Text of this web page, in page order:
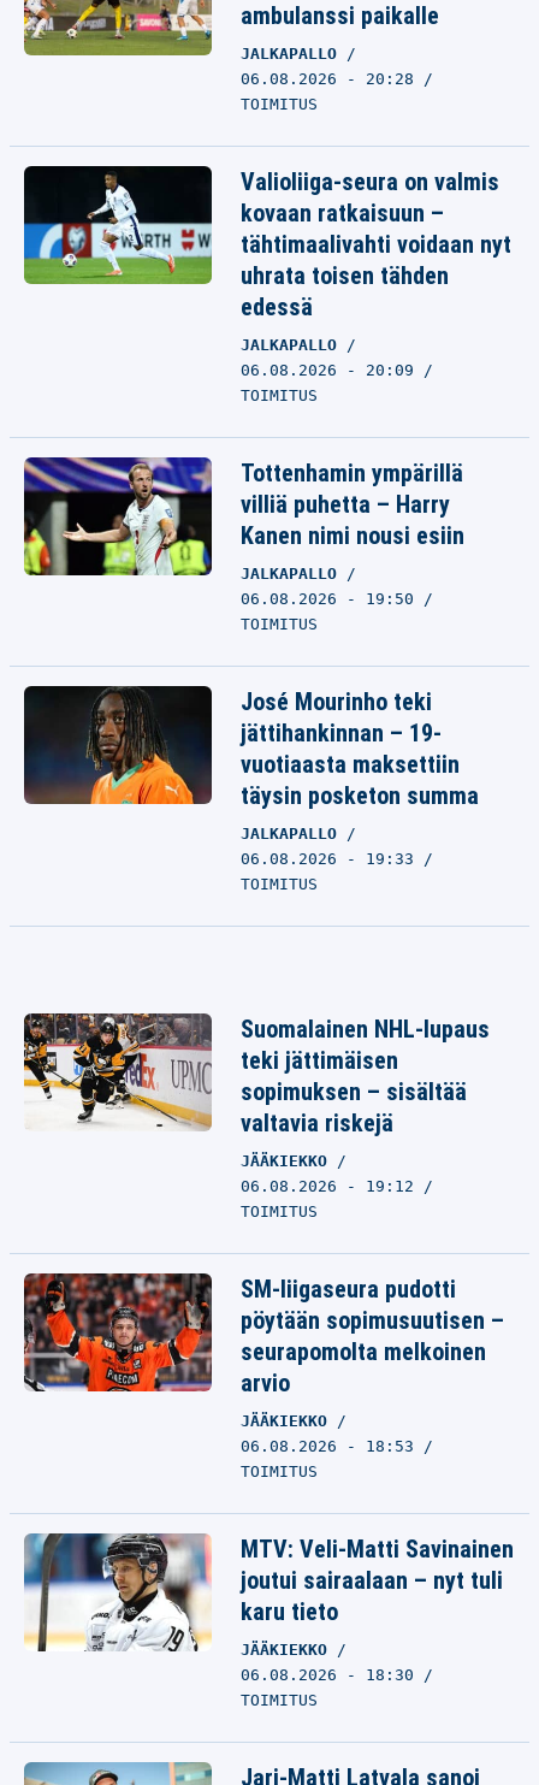
ambulanssi paikalle
JALKAPALLO
06.08.2026 - 20:28
TOIMITUS
Valioliiga-seura on valmis
kovaan ratkaisuun –
tähtimaalivahti voidaan nyt
uhrata toisen tähden
edessä
JALKAPALLO
06.08.2026 - 20:09
TOIMITUS
Tottenhamin ympärillä
villiä puhetta – Harry
Kanen nimi nousi esiin
JALKAPALLO
06.08.2026 - 19:50
TOIMITUS
José Mourinho teki
jättihankinnan – 19-
vuotiaasta maksettiin
täysin posketon summa
JALKAPALLO
06.08.2026 - 19:33
TOIMITUS
Suomalainen NHL-lupaus
teki jättimäisen
sopimuksen – sisältää
valtavia riskejä
JÄÄKIEKKO
06.08.2026 - 19:12
TOIMITUS
SM-liigaseura pudotti
pöytään sopimusuutisen –
seurapomolta melkoinen
arvio
JÄÄKIEKKO
06.08.2026 - 18:53
TOIMITUS
MTV: Veli-Matti Savinainen
joutui sairaalaan – nyt tuli
karu tieto
JÄÄKIEKKO
06.08.2026 - 18:30
TOIMITUS
Jari-Matti Latvala sanoi